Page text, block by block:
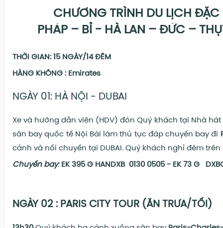
CHƯƠNG TRÌNH DU LỊCH ĐẶC
PHÁP – BỈ - HÀ LAN – ĐỨC –
THỜI GIAN: 15 NGÀY/14 ĐÊM
HÀNG KHÔNG : Emirates
NGÀY 01: HÀ NỘI - DUBAI
Xe và hướng dẫn viên (HDV) đón Quý khách tại Nhà
sân bay quốc tế Nội Bài làm thủ tục đáp chuyến bay đi
cảnh và nối chuyến tại DUBAI. Quý khách nghỉ đêm trên
Chuyến bay: EK 395 G HANDXB 0130 0505 - EK 73 G
NGÀY 02 : PARIS CITY TOUR (ĂN TRƯA/TỐI)